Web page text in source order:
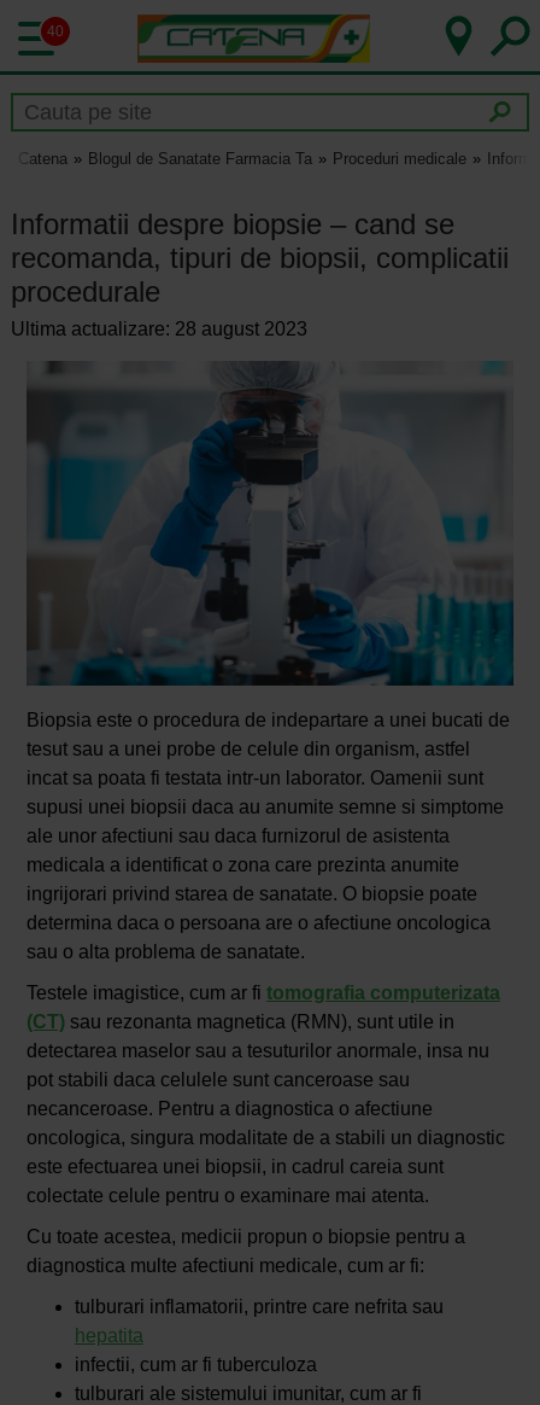
40
Catena Blogul de Sanatate Farmacia Ta Proceduri medicale
Informatii despre biopsie – cand se
recomanda, tipuri de biopsii, complicatii
procedurale
Ultima actualizare: 28 august 2023
Biopsia este o procedura de indepartare a unei bucati de
tesut sau a unei probe de celule din organism, astfel
incat sa poata fi testata intr-un laborator. Oamenii sunt
supusi unei biopsii daca au anumite semne si simptome
ale unor afectiuni sau daca furnizorul de asistenta
medicala a identificat o zona care prezinta anumite
ingrijorari privind starea de sanatate. O biopsie poate
determina daca o persoana are o afectiune oncologica
sau o alta problema de sanatate.
Testele imagistice, cum ar fi tomografia computerizata
(CT)sau rezonanta magnetica (RMN), sunt utile in
detectarea maselor sau a tesuturilor anormale, insa nu
pot stabili daca celulele sunt canceroase sau
necanceroase. Pentru a diagnostica o afectiune
oncologica, singura modalitate de a stabili un diagnostic
este efectuarea unei biopsii, in cadrul careia sunt
colectate celule pentru o examinare mai atenta.
Cu toate acestea, medicii propun o biopsie pentru a
diagnostica multe afectiuni medicale, cum ar fi:
tulburari inflamatorii, printre care nefrita sau
hepatita
infectii, cum ar fi tuberculoza
tulburari ale sistemului imunitar, cum ar fi